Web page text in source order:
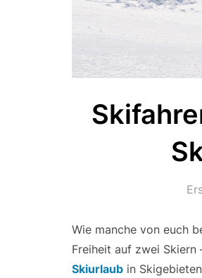
Wie manche von euch
Freiheit auf zwei Skiern
Skiurlaub in